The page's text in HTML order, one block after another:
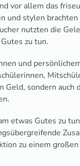
vor allem das
und stylen
nutzten die
zu tun.
und
Geld, sondern
etwas Gutes zu
zu einem